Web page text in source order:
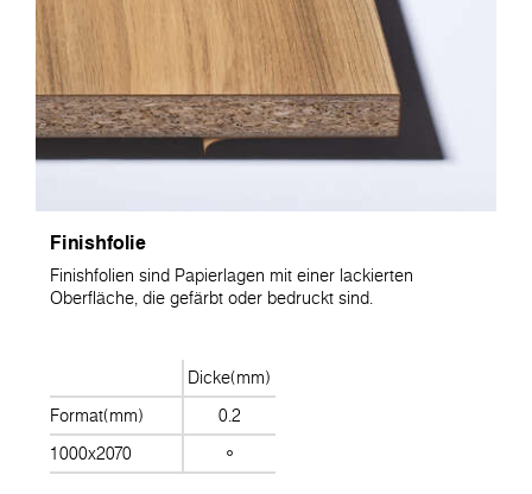
Finishfolie
Finishfolien sind Papierlagen mit einer lackierten
Oberfläche, die gefärbt oder bedruckt sind.
Dicke(mm)
Format(mm)
0.2
1000x2070